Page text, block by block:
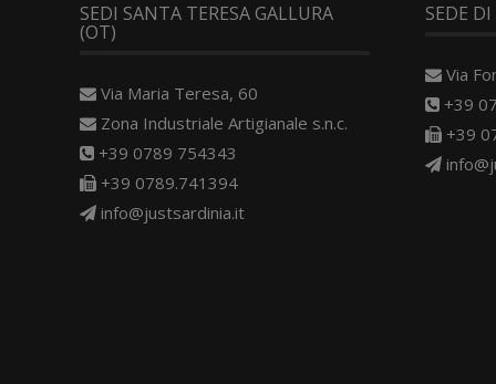
SEDI SANTA TERESA GALLURA
(OT)
Via Maria Teresa, 60
Zona Industriale Artigianale s.n.c.
+39 0789 754343
+39 0789.741394
info@justsardinia.it
SEDE
Via
+39
+39